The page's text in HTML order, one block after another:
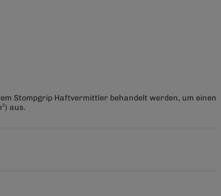
Stompgrip Haftvermittler behandelt werden, um einen
aus.